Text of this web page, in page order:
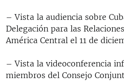
– Vista la audiencia sobre
Delegación para las
América Central el 11 de
– Vista la videoconferencia
miembros del Consejo